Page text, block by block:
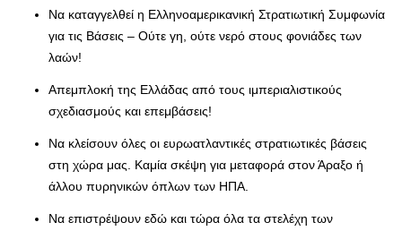
Να καταγγελθεί η Ελληνοαμερικανική Στρατιωτική Συμφωνία
για τις Βάσεις – Ούτε γη, ούτε νερό στους φονιάδες των
λαών!
Απεμπλοκή της Ελλάδας από τους ιμπεριαλιστικούς
σχεδιασμούς και επεμβάσεις!
Να κλείσουν όλες οι ευρωατλαντικές στρατιωτικές βάσεις
στη χώρα μας. Καμία σκέψη για μεταφορά στον Άραξο ή
άλλου πυρηνικών όπλων των ΗΠΑ.
Να επιστρέψουν εδώ και τώρα όλα τα στελέχη των